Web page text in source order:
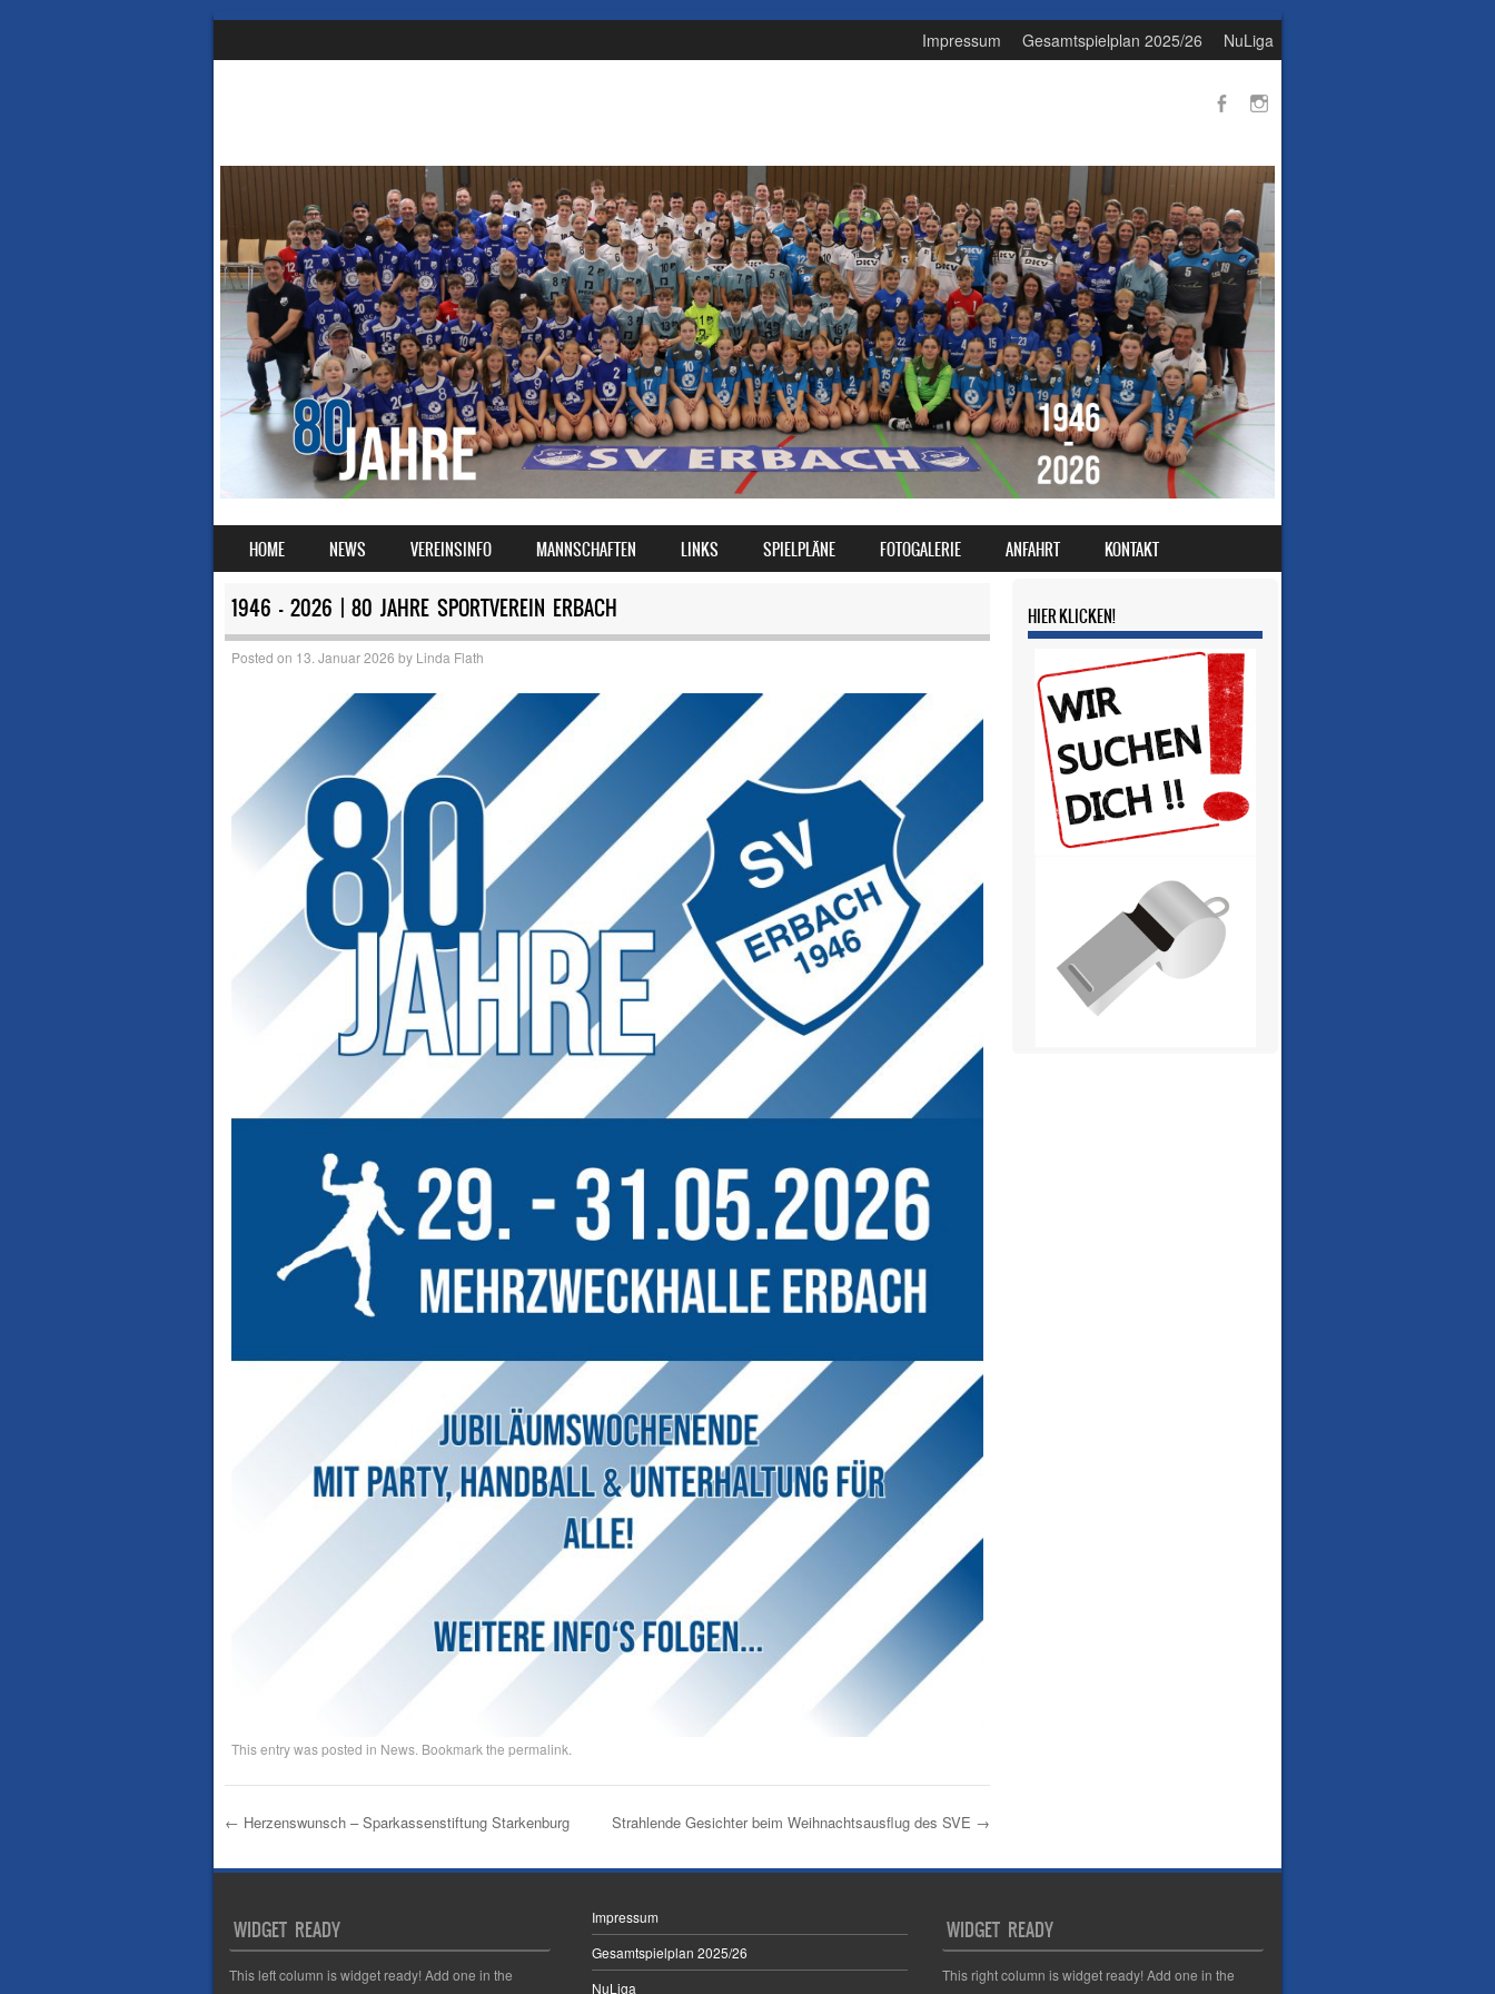
Impressum Gesamtspielplan 2025/26 NuLiga
MENU
SKIP TO CONTENT
HOME NEWS VEREINSINFO MANNSCHAFTEN LINKS SPIELPLÄNE FOTOGALERIE ANFAHRT KONTAKT
1946 – 2026 | 80 JAHRE SPORTVEREIN ERBACH
Posted on 13. Januar 2026 by Linda Flath
This entry was posted in News. Bookmark the permalink
Post navigation
← Herzenswunsch – Sparkassenstiftung Starkenburg Strahlende Gesichter beim Weihnachtsausflug des SVE →
HIER KLICKEN!
WIDGET READY
This left column is widget ready! Add one in the
Impressum
Gesamtspielplan 2025/26
NuLiga
WIDGET READY
This right column is widget ready! Add one in the